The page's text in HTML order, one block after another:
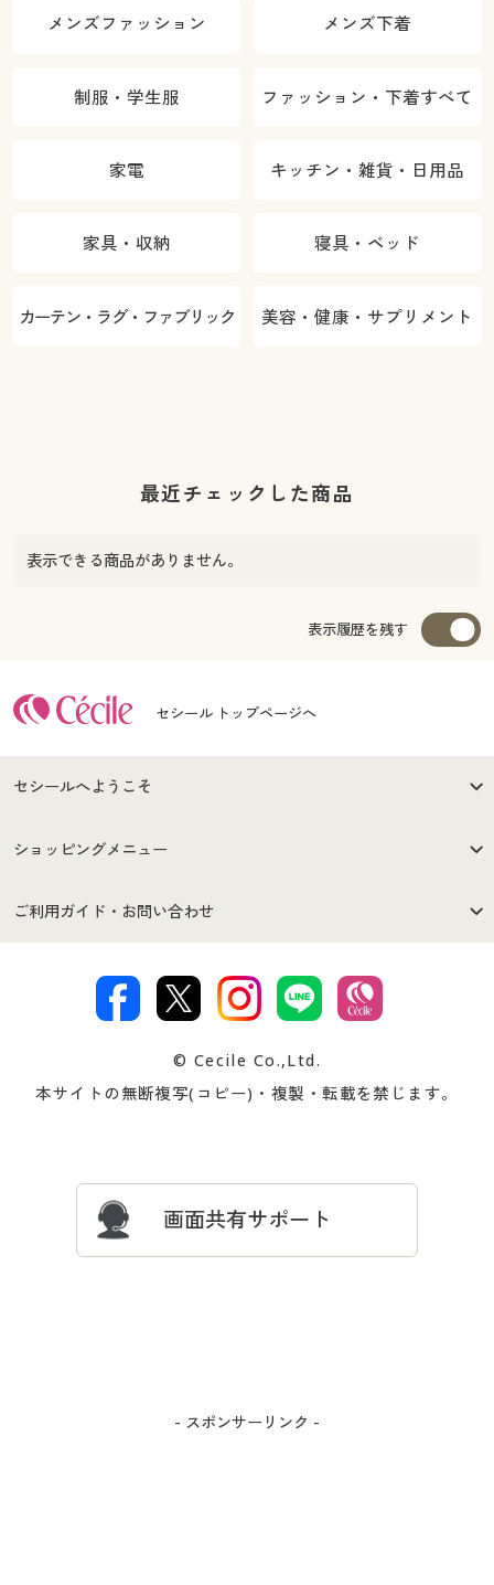
メンズファッション メンズ下着
制服・学生服 ファッション・下着すべて
家電 キッチン・雑貨・日用品
家具・収納 寝具・ベッド
カーテン・ラグ・ファブリック 美容・健康・サプリメント
最近チェックした商品
表示できる商品がありません。
表示履歴を残す
セシール トップページへ
セシールへようこそ
はじめての方へ
セシールご利用規約
著作権・商標について 会社案内
ショッピングメニュー
商品カテゴリ
プレゼント＆キャンペーン サイトマップ
ご利用ガイド・お問い合わせ
交換・返品は お支払は
ついて
忘れの場合
© Cecile Co.,Ltd.
本サイトの無断複写(コピー)・複製・転載を禁じます。
画面共有サポート
- スポンサーリンク -